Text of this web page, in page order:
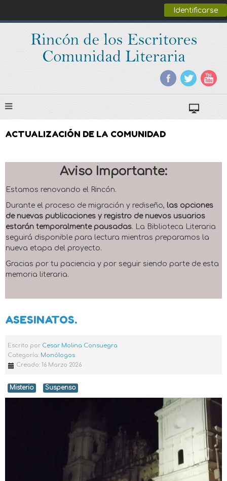
Identificarse
ACTUALIZACIÓN DE LA COMUNIDAD
Aviso Importante:
Estamos renovando el Rincón.
Durante el proceso de migración y rediseño, las opciones
de nuevas publicaciones y registro de nuevos usuarios
estarán temporalmente pausadas. La Biblioteca Literaria
seguirá disponible para lectura mientras preparamos la
nueva etapa del proyecto.
Gracias por tu paciencia y por seguir siendo parte de esta
memoria literaria.
ASESINATOS.
Escrito por Cesar Molina Consuegra
Categoría: Monólogos
Creado: 16 Marzo 2026
Misterio Suspenso